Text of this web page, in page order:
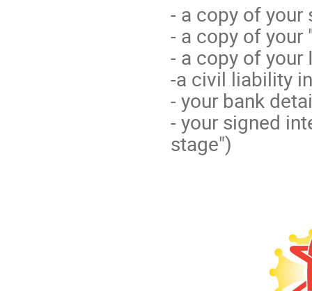
- a copy of your
- a copy of your
- a copy of your
-a civil liability
- your bank
- your signed
stage")